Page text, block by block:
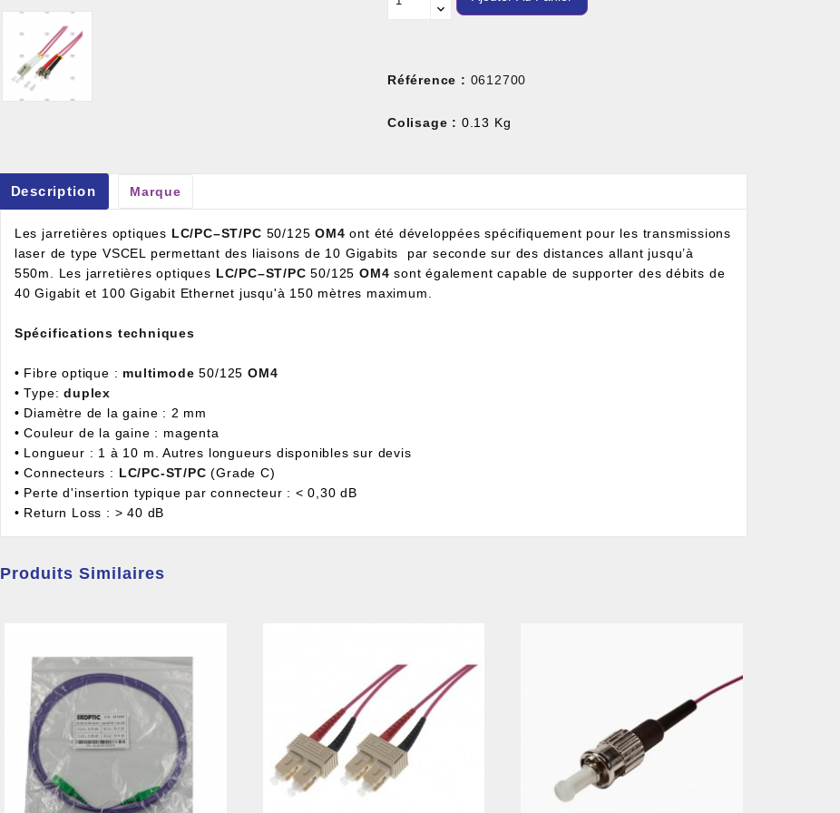
Référence : 0612700
Colisage : 0.13 Kg
Description Marque
Les jarretières optiques LC/PC–ST/PC 50/125OM4 ont été développées spécifiquement pour les transmissions
laser de type VSCEL permettant des liaisons de 10 Gigabits par seconde sur des distances allant jusqu’à
550m. Les jarretières optiques LC/PC–ST/PC 50/125 OM4 sont également capable de supporter des débits de
40 Gigabit et 100 Gigabit Ethernet jusqu'à 150 mètres maximum.
Spécifications techniques
• Fibre optique : multimode 50/125 OM4
• Type:duplex
• Diamètre de la gaine : 2 mm
• Couleur de la gaine : magenta
• Longueur : 1 à 10 m. Autres longueurs disponibles sur devis
• Connecteurs : LC/PC-ST/PC (Grade C)
• Perte d'insertion typique par connecteur : < 0,30 dB
• Return Loss : > 40 dB
Produits Similaires